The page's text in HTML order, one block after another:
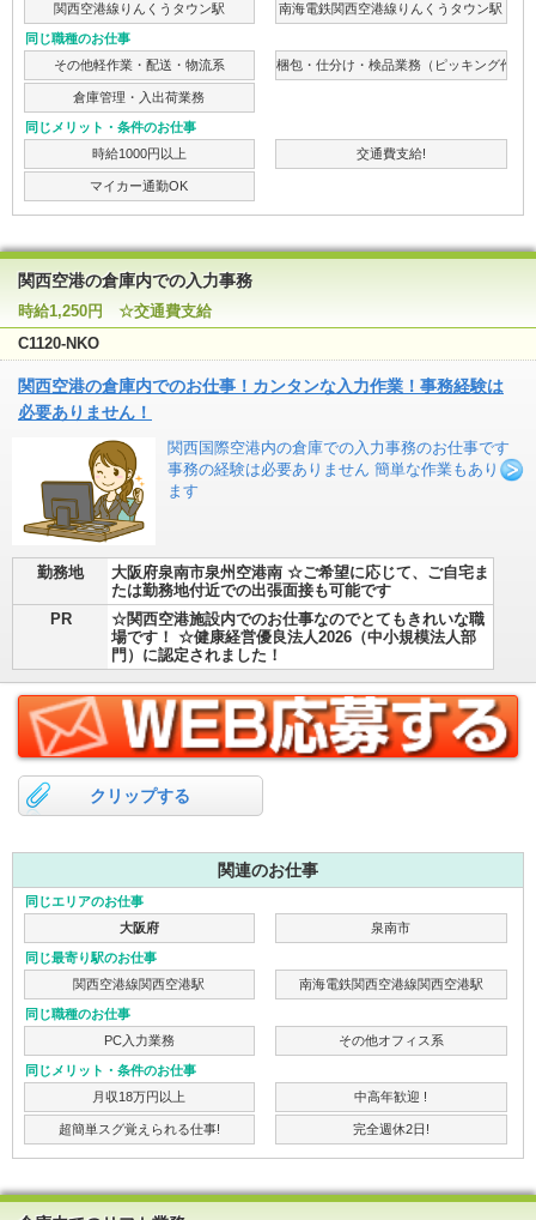
関西空港線りんくうタウン駅
南海電鉄関西空港線りんくうタウン駅
同じ職種のお仕事
その他軽作業・配送・物流系
梱包・仕分け・検品業務（ピッキング作業
倉庫管理・入出荷業務
同じメリット・条件のお仕事
時給1000円以上
交通費支給!
マイカー通勤OK
関西空港の倉庫内での入力事務
時給1,250円 ☆交通費支給
C1120-NKO
関西空港の倉庫内でのお仕事！カンタンな入力作業！事務経験は
必要ありません！
関西国際空港内の倉庫での入力事務のお仕事です
事務の経験は必要ありません 簡単な作業もあり
ます
勤務地
大阪府泉南市泉州空港南 ☆ご希望に応じて、ご自宅ま
たは勤務地付近での出張面接も可能です
PR
☆関西空港施設内でのお仕事なのでとてもきれいな職
場です！ ☆健康経営優良法人2026（中小規模法人部
門）に認定されました！
クリップする
関連のお仕事
同じエリアのお仕事
大阪府
泉南市
同じ最寄り駅のお仕事
関西空港線関西空港駅
南海電鉄関西空港線関西空港駅
同じ職種のお仕事
PC入力業務
その他オフィス系
同じメリット・条件のお仕事
月収18万円以上
中高年歓迎 !
超簡単スグ覚えられる仕事! 完全週休2日!